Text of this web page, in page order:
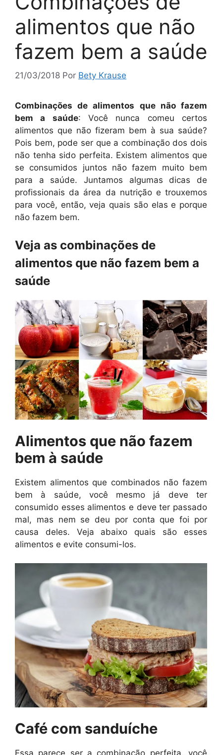
alimentos que não
fazem bem a saúde
21/03/2018 Por Bety Krause
Combinações de alimentos que não fazem
bem a saúde: Você nunca comeu certos
alimentos que não fizeram bem à sua saúde?
Pois bem, pode ser que a combinação dos dois
não tenha sido perfeita. Existem alimentos que
se consumidos juntos não fazem muito bem
para a saúde. Juntamos algumas dicas de
profissionais da área da nutrição e trouxemos
para você, então, veja quais são elas e porque
não fazem bem.
Veja as combinações de
alimentos que não fazem bem a
saúde
Alimentos que não fazem
bem à saúde
Existem alimentos que combinados não fazem
bem à saúde, você mesmo já deve ter
consumido esses alimentos e deve ter passado
mal, mas nem se deu por conta que foi por
causa deles. Veja abaixo quais são esses
alimentos e evite consumi-los.
Café com sanduíche
Essa parece ser a combinação perfeita, você